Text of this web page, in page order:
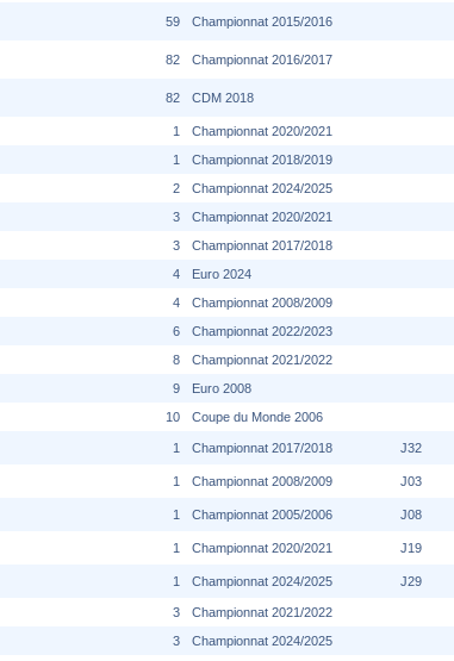
59 Championnat 2015/2016
82 Championnat 2016/2017
82 CDM 2018
1 Championnat 2020/2021
1 Championnat 2018/2019
2 Championnat 2024/2025
3 Championnat 2020/2021
3 Championnat 2017/2018
4 Euro 2024
4 Championnat 2008/2009
6 Championnat 2022/2023
8 Championnat 2021/2022
9 Euro 2008
10 Coupe du Monde 2006
1 Championnat 2017/2018 J32
1 Championnat 2008/2009 J03
1 Championnat 2005/2006 J08
1 Championnat 2020/2021 J19
1 Championnat 2024/2025 J29
3 Championnat 2021/2022
3 Championnat 2024/2025